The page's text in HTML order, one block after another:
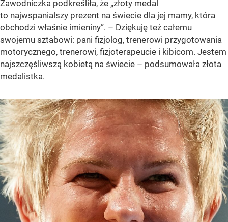
Zawodniczka podkreśliła, że „złoty medal
to najwspanialszy prezent na świecie dla jej mamy, która
obchodzi właśnie imieniny”. – Dziękuję też całemu
swojemu sztabowi: pani fizjolog, trenerowi przygotowania
motorycznego, trenerowi, fizjoterapeucie i kibicom. Jestem
najszczęśliwszą kobietą na świecie – podsumowała złota
medalistka.